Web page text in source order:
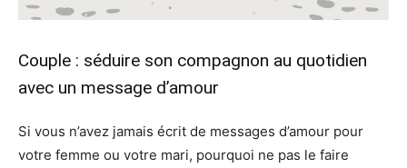
Couple : séduire son compagnon au quotidien
avec un message d’amour
Si vous n’avez jamais écrit de messages d’amour pour
votre femme ou votre mari, pourquoi ne pas le faire